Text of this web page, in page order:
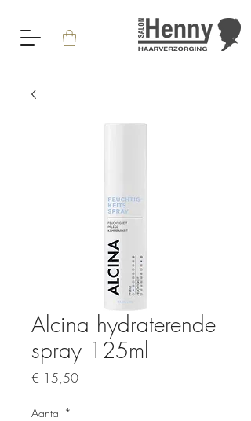
Alcina hydraterende
spray 125ml
€ 15,50Prijs
Aantal *